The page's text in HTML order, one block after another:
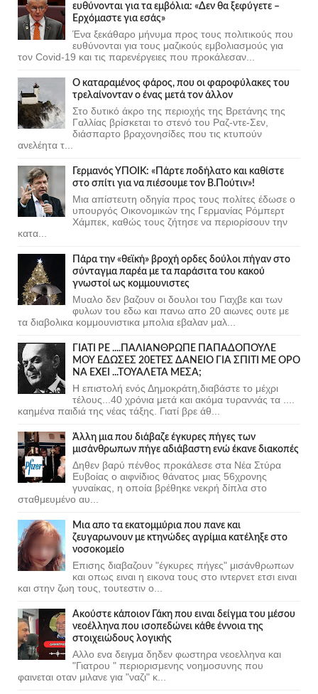
ευθύνονται για τα εμβόλια: «Δεν θα ξεφύγετε –
Ερχόμαστε για εσάς»
Ένα ξεκάθαρο μήνυμα προς τους πολιτικούς που
ευθύνονται για τους μαζικούς εμβολιασμούς για
τον Covid-19 και τις παρενέργειες που προκάλεσαν...
Ο καταραμένος φάρος, που οι φαροφύλακες του
τρελαίνονταν ο ένας μετά τον άλλον
Στο δυτικό άκρο της περιοχής της Βρετάνης της
Γαλλίας βρίσκεται το στενό του Ραζ-ντε-Σεν,
διάσπαρτο βραχονησίδες που τις κτυπούν
ανελέητα τ...
Γερμανός ΥΠΟΙΚ: «Πάρτε ποδήλατο και καθίστε
στο σπίτι για να πιέσουμε τον Β.Πούτιν»!
Μια απίστευτη οδηγία προς τους πολίτες έδωσε ο
υπουργός Οικονομικών της Γερμανίας Ρόμπερτ
Χάμπεκ, καθώς τους ζήτησε να περιορίσουν την
κατα...
Πάρα την «θεϊκή» βροχή ορδες δούλοι πήγαν στο
σύνταγμα παρέα με τα παράσιτα του κακού
γνωστοί ως κομμουνιστες
Μυαλο δεν βαζουν οι δουλοι του Γιαχβε και των
φυλων του εδω και πανω απο 20 αιωνες ουτε με
τα διαβολικα κομμουνιστικα μπολια εβαλαν μαλ...
ΓΙΑΤΙ ΡΕ ....ΠΑΛΙΑΝΘΡΩΠΕ ΠΑΠΑΔΟΠΟΥΛΕ
ΜΟΥ ΕΔΩΣΕΣ 20ΕΤΕΣ ΔΑΝΕΙΟ ΓΙΑ ΣΠΙΤΙ ΜΕ ΟΡΟ
ΝΑ ΕΧΕΙ ...ΤΟΥΑΛΕΤΑ ΜΕΣΑ;
Η επιστολή ενός Δημοκράτη,διαβάστε το μέχρι
τέλους...40 χρόνια μετά και ακόμα τυραννάς τα ....
καημένα παιδιά της νέας τάξης. Γιατί βρε άθ...
Άλλη μια που διάβαζε έγκυρες πήγες των
μισάνθρωπων πήγε αδιάβαστη ενώ έκανε διακοπές
Δηθεν βαρύ πένθος προκάλεσε στα Νέα Στύρα
Ευβοίας ο αιφνίδιος θάνατος μιας 56χρονης
γυναίκας, η οποία βρέθηκε νεκρή δίπλα στο
σταθμευμένο αυ...
Μια απο τα εκατομμύρια που πανε και
ζευγαρωνουν με κτηνώδες αγρίμια κατέληξε στο
νοσοκομείο
Επισης διαβαζουν "έγκυρες πήγες" μισάνθρωπων
και οπως ειναι η εικονα τους στο ιντερνετ ετσι ειναι
και στην ζωη τους, τουτεστιν ο...
Ακούστε κάποιον Γάκη που ειναι δείγμα του μέσου
νεοέλληνα που ισοπεδώνει κάθε έννοια της
στοιχειώδους λογικής
Αλλο ενα δειγμα δηδεν φωστηρα νεοελληνα και
"Γιατρου " περιορισμενης νοημοσυνης που
φαινεται οταν μιλανε για "ναζι" κ...